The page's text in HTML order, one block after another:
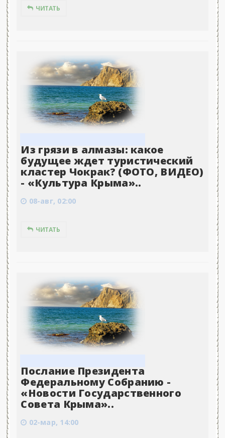
ЧИТАТЬ
Из грязи в алмазы: какое
будущее ждет туристический
кластер Чокрак? (ФОТО, ВИДЕО)
- «Культура Крыма»..
08-авг, 02:00
ЧИТАТЬ
Послание Президента
Федеральному Собранию -
«Новости Государственного
Совета Крыма»..
02-мар, 14:00